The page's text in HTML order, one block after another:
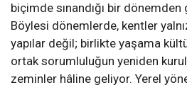
biçimde sınandığı bir
Böylesi dönemlerde, kentler
yapılar değil; birlikte yaşama
ortak sorumluluğun yeniden
zeminler hâline geliyor. Yerel